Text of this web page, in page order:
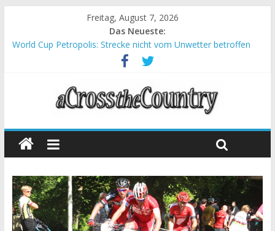
Freitag, August 7, 2026
Das Neueste:
World Cup Petropolis: Strecke nicht vom Unwetter betroffen
Krumbach und Obergessertshausen: Mountainbike-Bundesliga
Supercup Massi Banyoles: Siege für Carod und Richards
Halbzeit beim Andalucia Bike Race: Weltmeister Seewald führt
Chelva: Schweizer Doppelsieg beim ersten XCO-Rennen der